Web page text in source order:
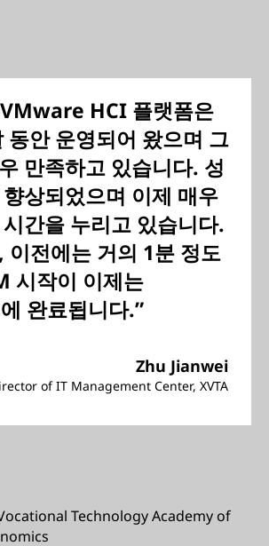
HCI 플랫폼은
동안 운영되어 왔으며 그
만족하고 있습니다. 성
상되었으며 이제 매우
간을 누리고 있습니다.
이전에는 거의 1분 정도
시작이 이제는
완료됩니다.”
Zhu Jianwei
of IT Management Center, XVTA
Technology Academy of